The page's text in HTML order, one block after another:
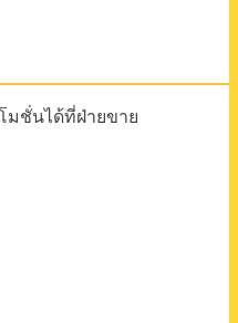
มชั่นได้ที่ฝ่ายขาย